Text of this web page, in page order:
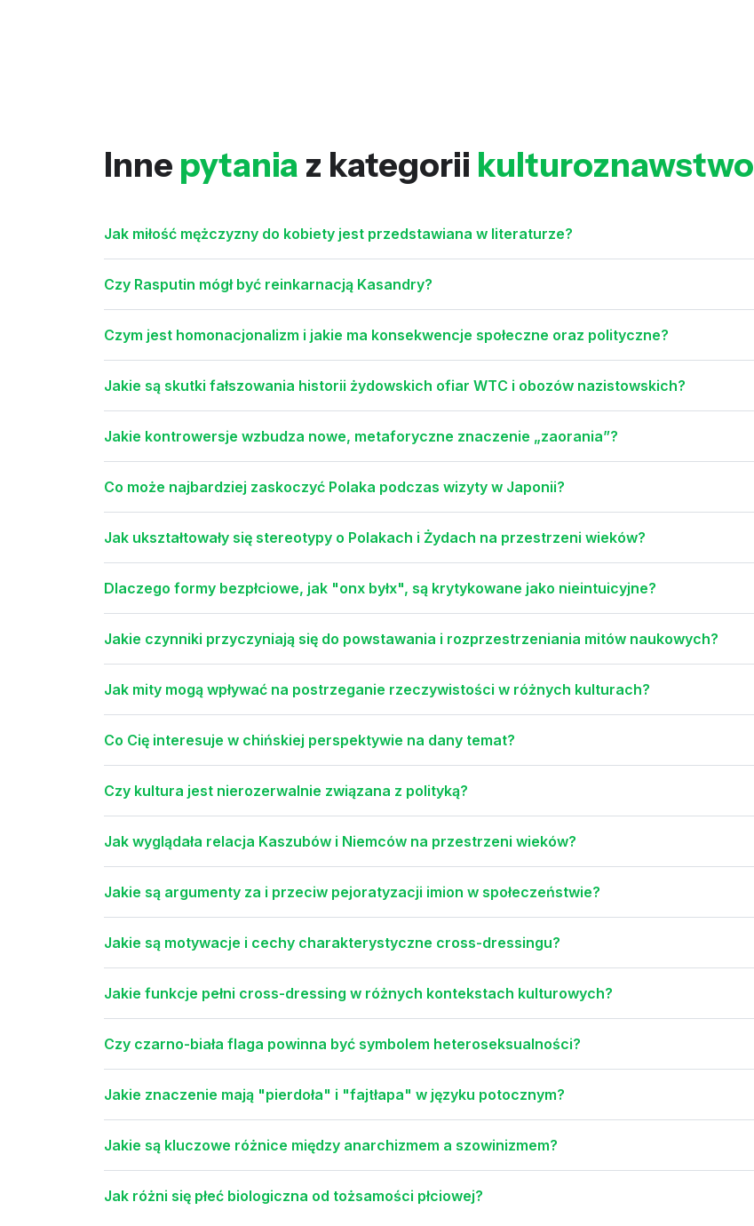
Inne pytania z kategorii kulturoznawstwo
Jak miłość mężczyzny do kobiety jest przedstawiana w literaturze?
Czy Rasputin mógł być reinkarnacją Kasandry?
Czym jest homonacjonalizm i jakie ma konsekwencje społeczne oraz polityczne?
Jakie są skutki fałszowania historii żydowskich ofiar WTC i obozów nazistowskich?
Jakie kontrowersje wzbudza nowe, metaforyczne znaczenie „zaorania”?
Co może najbardziej zaskoczyć Polaka podczas wizyty w Japonii?
Jak ukształtowały się stereotypy o Polakach i Żydach na przestrzeni wieków?
Dlaczego formy bezpłciowe, jak "onx byłx", są krytykowane jako nieintuicyjne?
Jakie czynniki przyczyniają się do powstawania i rozprzestrzeniania mitów naukowych?
Jak mity mogą wpływać na postrzeganie rzeczywistości w różnych kulturach?
Co Cię interesuje w chińskiej perspektywie na dany temat?
Czy kultura jest nierozerwalnie związana z polityką?
Jak wyglądała relacja Kaszubów i Niemców na przestrzeni wieków?
Jakie są argumenty za i przeciw pejoratyzacji imion w społeczeństwie?
Jakie są motywacje i cechy charakterystyczne cross-dressingu?
Jakie funkcje pełni cross-dressing w różnych kontekstach kulturowych?
Czy czarno-biała flaga powinna być symbolem heteroseksualności?
Jakie znaczenie mają "pierdoła" i "fajtłapa" w języku potocznym?
Jakie są kluczowe różnice między anarchizmem a szowinizmem?
Jak różni się płeć biologiczna od tożsamości płciowej?